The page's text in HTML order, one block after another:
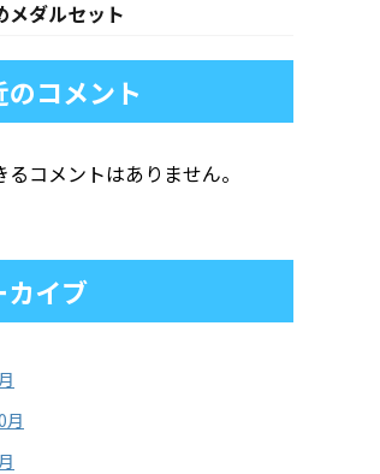
メダルセット
のコメント
るコメントはありません。
カイブ
月